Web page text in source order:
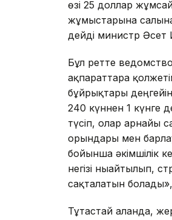
өзі 25 доллар
жұмыстарына
дейді министр Әсет
Бұл ретте
ақпараттарға
бұйрықтары
240 күннен 1 күнге
түсіп, олар арнайы
орындары мен
бойынша әкімшілік
негізі нығайтылып,
сақталатын
Тұтастай алғанда,